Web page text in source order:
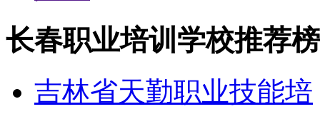
长春职业培训学校推荐榜
吉林省天勤职业技能培